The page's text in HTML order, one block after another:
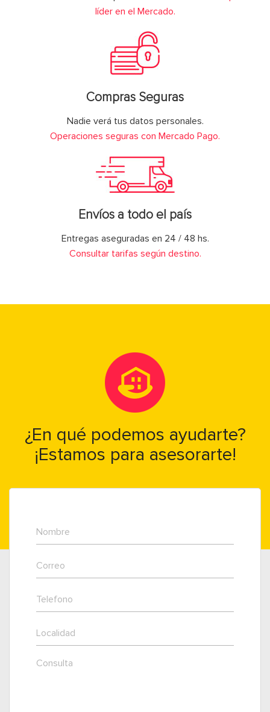
líder en el Mercado.
Compras Seguras
Nadie verá tus datos personales.
Operaciones seguras con Mercado Pago.
Envíos a todo el país
Entregas aseguradas en 24 / 48 hs.
Consultar tarifas según destino.
¿En qué podemos ayudarte?
¡Estamos para asesorarte!